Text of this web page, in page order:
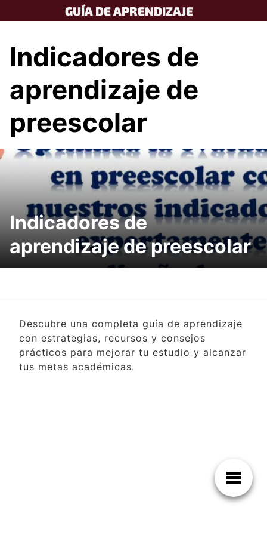
to
GUÍA DE APRENDIZAJE
Indicadores de
aprendizaje de
preescolar
Indicadores de
aprendizaje de preescolar
Descubre una completa guía de aprendizaje
con estrategias, recursos y consejos
prácticos para mejorar tu estudio y alcanzar
tus metas académicas.